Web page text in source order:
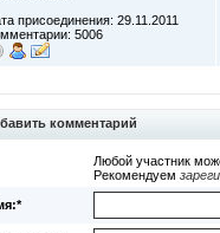
присоединения: 29.11.2011
5006
комментарий
Любой участник
Рекомендуем